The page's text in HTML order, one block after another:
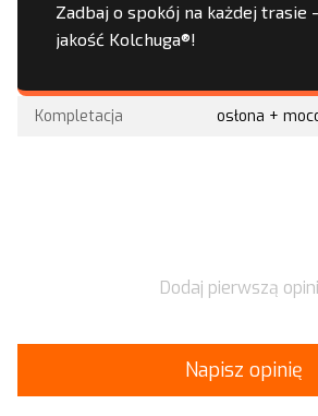
Zadbaj o spokój na każdej trasie
jakość Kolchuga®!
Kompletacja osłona +
Dodaj pierwszą
Napisz opinię